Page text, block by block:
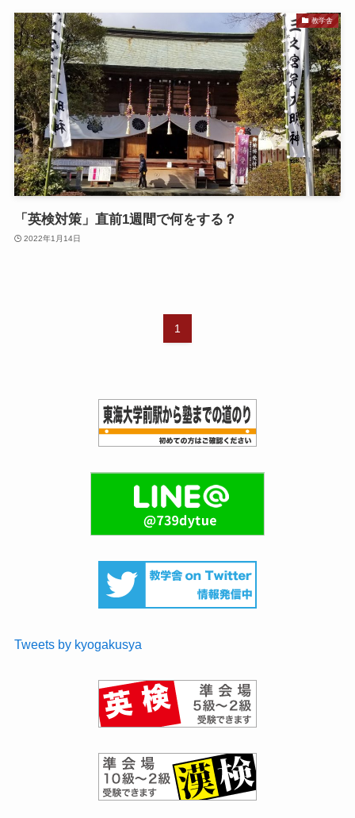
教学舎
「英検対策」直前1週間で何をする？
2022年1月14日
1
Tweets by kyogakusya